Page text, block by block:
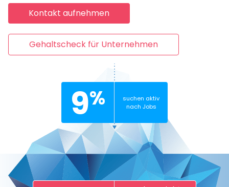
Kontakt aufnehmen
Gehaltscheck für Unternehmen
9%
suchen aktiv
nach Jobs